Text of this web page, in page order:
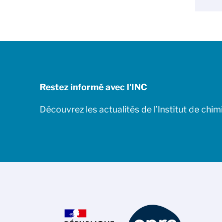
Restez informé avec l'INC
Découvrez les actualités de l’Institut de